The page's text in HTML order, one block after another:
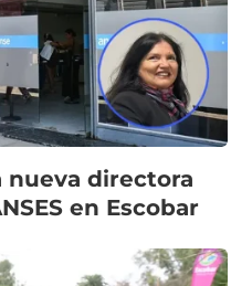
nueva directora
en Escobar